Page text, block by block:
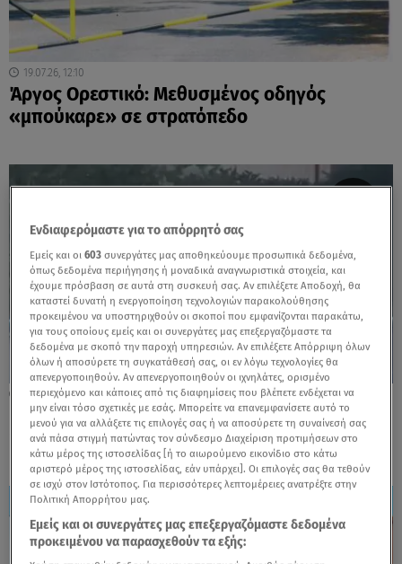
19.07.26, 12:10
Άργος Ορεστικό: Μεθυσμένος οδηγός
«μπούκαρε» σε στρατόπεδο
21.06.26, 11:22
Παλαιό Φάληρο: Μεθυσμένη οδηγός με
κλεμμένο βαν έπεσε πάνω σε οχήματα
Ενδιαφερόμαστε για το απόρρητό σας
Εμείς και οι603 συνεργάτες μας αποθηκεύουμε προσωπικά δεδομένα,
όπως δεδομένα περιήγησης ή μοναδικά αναγνωριστικά στοιχεία, και
έχουμε πρόσβαση σε αυτά στη συσκευή σας. Αν επιλέξετε Αποδοχή, θα
καταστεί δυνατή η ενεργοποίηση τεχνολογιών παρακολούθησης
προκειμένου να υποστηριχθούν οι σκοποί που εμφανίζονται παρακάτω,
για τους οποίους εμείς και οι συνεργάτες μας επεξεργαζόμαστε τα
δεδομένα με σκοπό την παροχή υπηρεσιών. Αν επιλέξετε Απόρριψη όλων
όλων ή αποσύρετε τη συγκατάθεσή σας, οι εν λόγω τεχνολογίες θα
απενεργοποιηθούν. Αν απενεργοποιηθούν οι ιχνηλάτες, ορισμένο
περιεχόμενο και κάποιες από τις διαφημίσεις που βλέπετε ενδέχεται να
μην είναι τόσο σχετικές με εσάς. Μπορείτε να επανεμφανίσετε αυτό το
μενού για να αλλάξετε τις επιλογές σας ή να αποσύρετε τη συναίνεσή σας
ανά πάσα στιγμή πατώντας τον σύνδεσμο Διαχείριση προτιμήσεων στο
κάτω μέρος της ιστοσελίδας [ή το αιωρούμενο εικονίδιο στο κάτω
αριστερό μέρος της ιστοσελίδας, εάν υπάρχει]. Οι επιλογές σας θα τεθούν
σε ισχύ στον Ιστότοπος. Για περισσότερες λεπτομέρειες ανατρέξτε στην
Πολιτική Απορρήτου μας.
Εμείς και οι συνεργάτες μας επεξεργαζόμαστε δεδομένα
προκειμένου να παρασχεθούν τα εξής: